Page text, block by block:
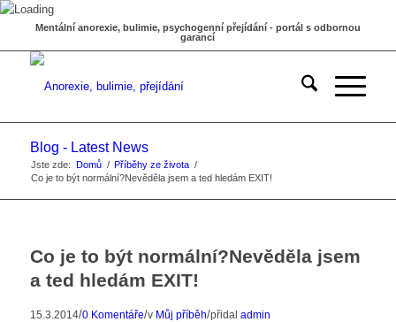
Mentální anorexie, bulimie, psychogenní přejídání - portál s odbornou
garancí
Blog - Latest News
Jste zde: Domů / Příběhy ze života /
Co je to být normální?Nevěděla jsem a ted hledám EXIT!
Co je to být normální?Nevěděla jsem
a ted hledám EXIT!
15.3.2014/0 Komentáře/v Můj příběh/přidal admin